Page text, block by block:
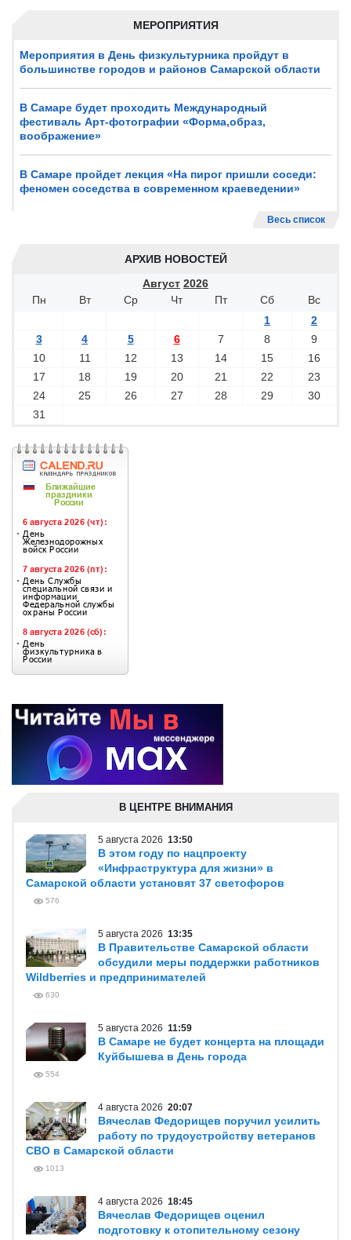
МЕРОПРИЯТИЯ
Мероприятия в День физкультурника пройдут в
большинстве городов и районов Самарской области
В Самаре будет проходить Международный
фестиваль Арт-фотографии «Форма,образ,
воображение»
В Самаре пройдет лекция «На пирог пришли соседи:
феномен соседства в современном краеведении»
Весь список
АРХИВ НОВОСТЕЙ
Август 2026
Пн
Вт Ср Чт Пт Сб
Вс
1
2
3
4 5 6 7 8
9
10
11 12 13 14 15
16
17
18 19 20 21 22
23
24
25 26 27 28 29
30
31
В ЦЕНТРЕ ВНИМАНИЯ
5 августа 2026 13:50
В этом году по нацпроекту
«Инфраструктура для жизни» в
Самарской области установят 37 светофоров
576
5 августа 2026 13:35
В Правительстве Самарской области
обсудили меры поддержки работников
Wildberries и предпринимателей
630
5 августа 2026 11:59
В Самаре не будет концерта на площади
Куйбышева в День города
554
4 августа 2026 20:07
Вячеслав Федорищев поручил усилить
работу по трудоустройству ветеранов
СВО в Самарской области
1013
4 августа 2026 18:45
Вячеслав Федорищев оценил
подготовку к отопительному сезону